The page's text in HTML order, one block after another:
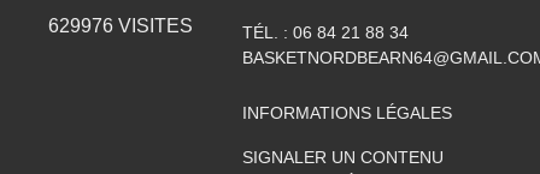
629976 VISITES TÉL. : 06 84 21 88 34
INFORMATIONS LÉGALES
SIGNALER UN CONTENU